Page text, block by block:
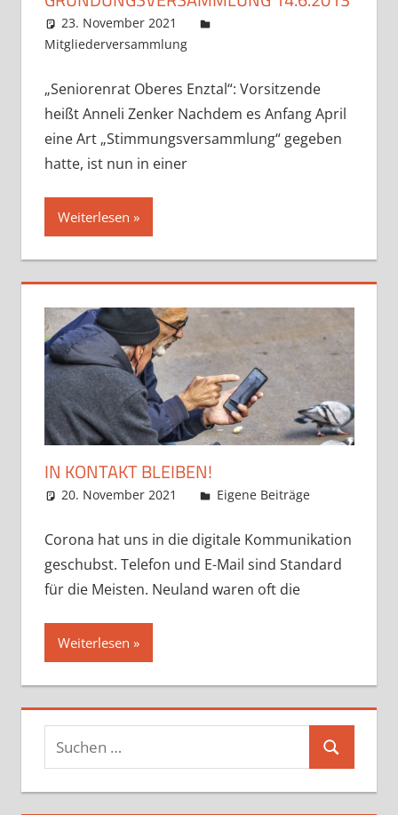
23. November 2021
Mitgliederversammlung
„Seniorenrat Oberes Enztal“: Vorsitzende
heißt Anneli Zenker Nachdem es Anfang April
eine Art „Stimmungsversammlung“ gegeben
hatte, ist nun in einer
Weiterlesen
IN KONTAKT BLEIBEN!
20. November 2021 Claudia Ollenhauer
Eigene Beiträge
Corona hat uns in die digitale Kommunikation
geschubst. Telefon und E-Mail sind Standard
für die Meisten. Neuland waren oft die
Weiterlesen